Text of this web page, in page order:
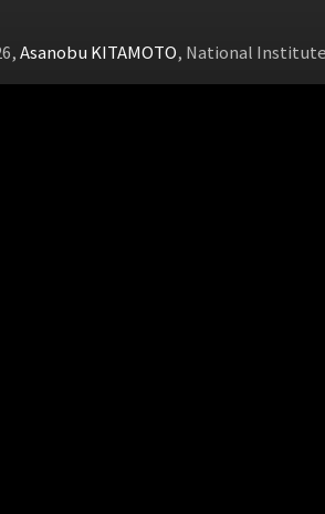
Asanobu KITAMOTO, National